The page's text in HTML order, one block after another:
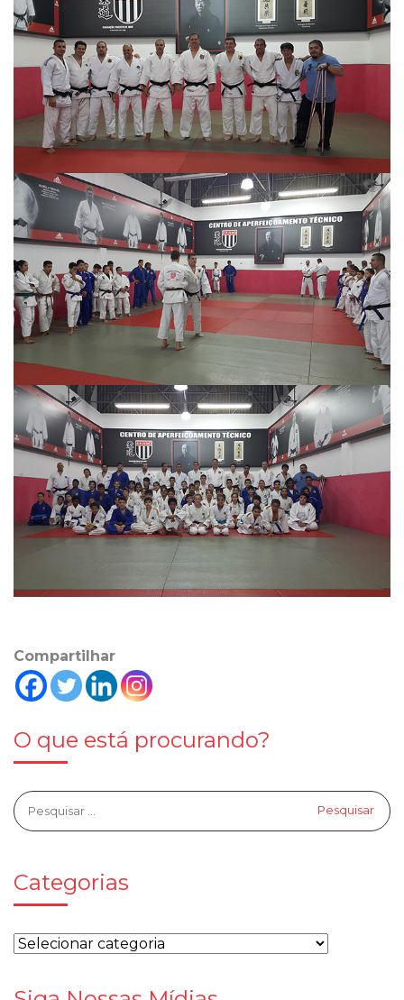
Compartilhar
O que está procurando?
Categorias